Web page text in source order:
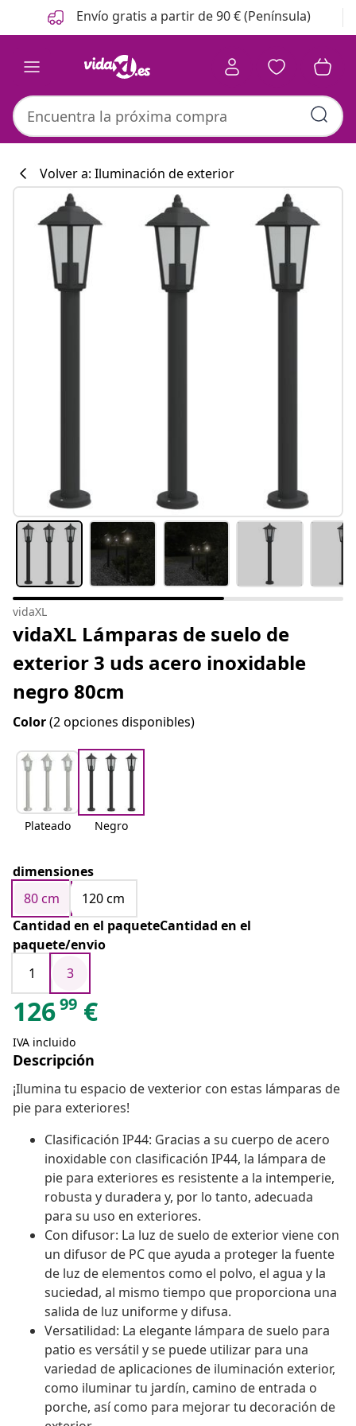
Anterior
Siguiente Envío gratis a partir de 90 € (Península)
Colección de
Volver a: Iluminación de exterior
vidaXL
vidaXL Lámparas de suelo de
exterior 3 uds acero inoxidable
negro 80cm
Color(2 opciones disponibles)
Plateado Negro
dimensiones
80 cm
120 cm
Cantidad en el paqueteCantidad en el
paquete/envio
1
3
12699 €
IVA incluido
Descripción
¡Ilumina tu espacio de vexterior con estas lámparas de
pie para exteriores!
Clasificación IP44: Gracias a su cuerpo de acero
inoxidable con clasificación IP44, la lámpara de
pie para exteriores es resistente a la intemperie,
robusta y duradera y, por lo tanto, adecuada
para su uso en exteriores.
Con difusor: La luz de suelo de exterior viene con
un difusor de PC que ayuda a proteger la fuente
de luz de elementos como el polvo, el agua y la
suciedad, al mismo tiempo que proporciona una
salida de luz uniforme y difusa.
Versatilidad: La elegante lámpara de suelo para
patio es versátil y se puede utilizar para una
variedad de aplicaciones de iluminación exterior,
como iluminar tu jardín, camino de entrada o
porche, así como para mejorar tu decoración de